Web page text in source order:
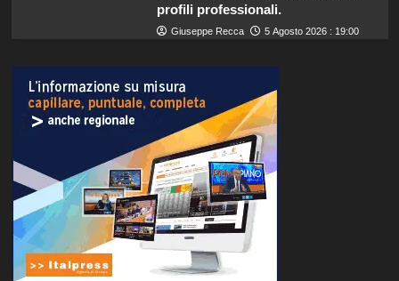
profili professionali.
Giuseppe Recca 5 Agosto 2026 : 19:00